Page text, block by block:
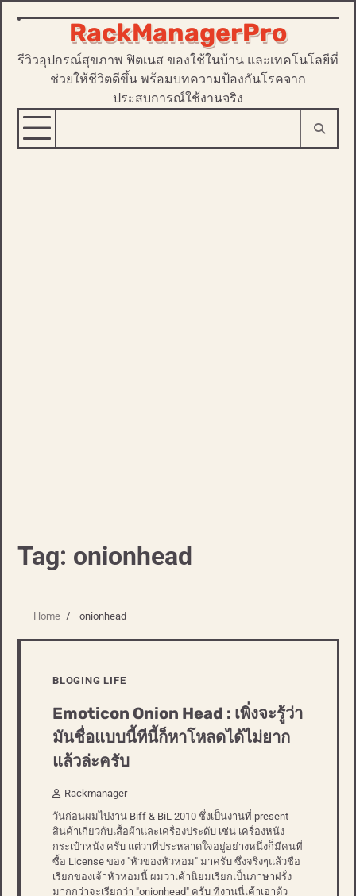
Skip
content
RackManagerPro
รีวิวอุปกรณ์สุขภาพ ฟิตเนส ของใช้ในบ้าน และเทคโนโลยีที่
ช่วยให้ชีวิตดีขึ้น พร้อมบทความป้องกันโรคจาก
ประสบการณ์ใช้งานจริง
Tag: onionhead
Home onionhead
BLOGING LIFE
Emoticon Onion Head : เพิ่งจะรู้ว่า
มันชื่อแบบนี้ทีนี้ก็หาโหลดได้ไม่ยาก
แล้วล่ะครับ
Rackmanager
วันก่อนผมไปงาน Biff & BiL 2010 ซึ่งเป็นงานที่ present
สินค้าเกี่ยวกับเสื้อผ้าและเครื่องประดับ เช่น เครื่องหนัง
กระเป๋าหนัง ครับ แต่ว่าที่ประหลาดใจอยู่อย่างหนึ่งก็มีคนที่
ซื้อ License ของ "หัวของหัวหอม" มาครับ ซึ่งจริงๆแล้วชื่อ
เรียกของเจ้าหัวหอมนี้ ผมว่าเค้านิยมเรียกเป็นภาษาฝรั่ง
มากกว่าจะเรียกว่า "onionhead" ครับ ที่งานนี่เค้าเอาตัว